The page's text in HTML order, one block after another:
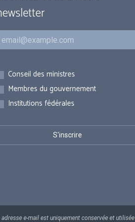
Courriel
Conseil des ministres
Membres du gouvernement
Institutions fédérales
adresse e-mail est uniquement conservée et utilisée